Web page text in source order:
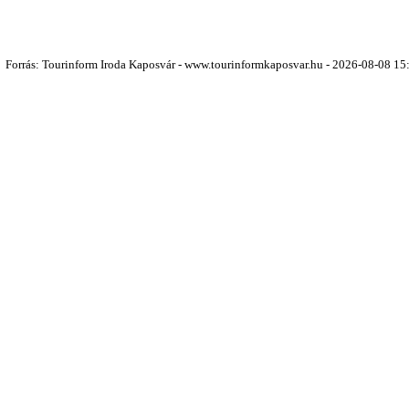
Forrás: Tourinform Iroda Kaposvár - www.tourinformkaposvar.hu - 2026-08-08